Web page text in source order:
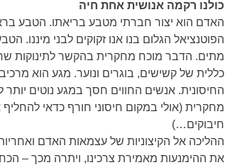
כולנו רקמה אנושית אחת חיה
האדם הוא יצור חברתי מטבע בריאתו. הטבע
הפוטנציאל הגלום בנו אנו זקוקים לבני מיננו.
מתים. הדבר מוכח מחקרית בהקשר לתינוקות
כללית של קשישים, בוגרים ונוער. מגע הוא
החיסונית. אנשים החווים חסך במגע נוטים יותר
מחקרית (אולי במקום חיסוני חורף כדאי
חיבוקים…)
ההליכה אל הקיצוניות של עצמאות האדם
את ההימנעות מאמירת צרכינו, ויתרה מכך –